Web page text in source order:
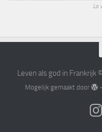
La
Leven als god in Frankrijk
Mogelijk gemaakt door -